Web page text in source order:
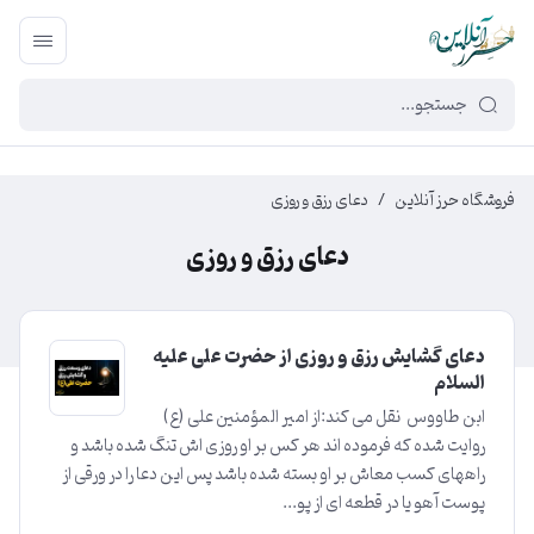
449f43cf-3da2-4422-bb12-2566cb5b8b05
فروشگاه حرز آنلاین / دعای رزق و روزی
دعای رزق و روزی
دعای گشایش رزق و روزی از حضرت علی علیه
السلام
ابن طاووس نقل می کند:از امیر المؤمنین علی (ع)
روایت شده که فرموده اند هر کس بر او روزی اش تنگ شده باشد و
راههای کسب معاش بر او بسته شده باشد پس این دعا را در ورقی از
پوست آهو یا در قطعه ای از پو...